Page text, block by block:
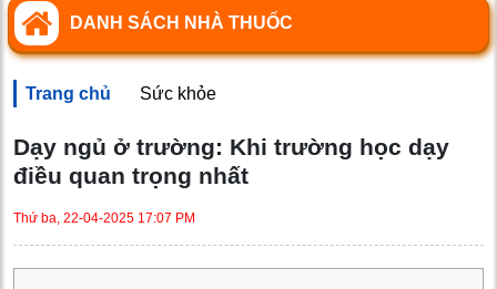
DANH SÁCH NHÀ THUỐC
Trang chủ Sức khỏe
Dạy ngủ ở trường: Khi trường học dạy
điều quan trọng nhất
Thứ ba, 22-04-2025 17:07 PM